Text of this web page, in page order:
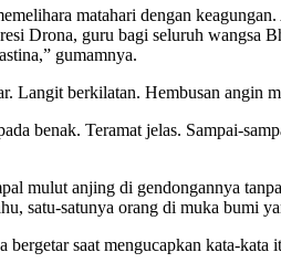
matahari dengan
Drona, guru bagi seluruh
gumamnya.
Langit berkilatan. Hembusan angin
benak. Teramat jelas. Sampai-
mulut anjing di gendongannya
satu-satunya orang di muka bumi
saat mengucapkan kata-kata